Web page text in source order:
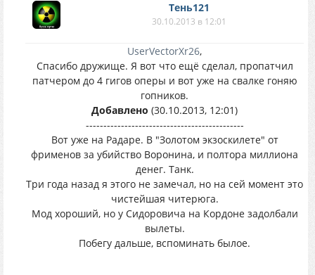
Тень121
30.10.2013 в 12:01
UserVectorXr26,
Спасибо дружище. Я вот что ещё сделал, пропатчил
патчером до 4 гигов оперы и вот уже на свалке гоняю
гопников.
Добавлено (30.10.2013, 12:01)
---------------------------------------------
Вот уже на Радаре. В "Золотом экзоскилете" от
фрименов за убийство Воронина, и полтора миллиона
денег. Танк.
Три года назад я этого не замечал, но на сей момент это
чистейшая читерюга.
Мод хороший, но у Сидоровича на Кордоне задолбали
вылеты.
Побегу дальше, вспоминать былое.